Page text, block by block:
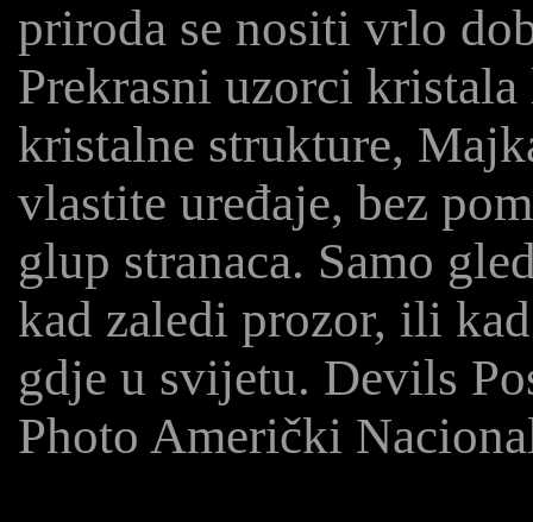
priroda se nositi vrlo
Prekrasni uzorci
kristalne strukture,
vlastite uređaje, bez
glup stranaca. Samo
kad zaledi prozor, ili
gdje u svijetu. Devils
Photo Američki